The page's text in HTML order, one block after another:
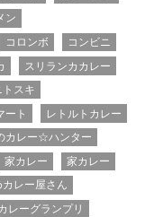
ン
コロンボ
コンビニ
スリランカカレー
トスキ
ート
レトルトカレー
カレー☆ハンター
家カレー
家カレー
レー屋さん
レーグランプリ